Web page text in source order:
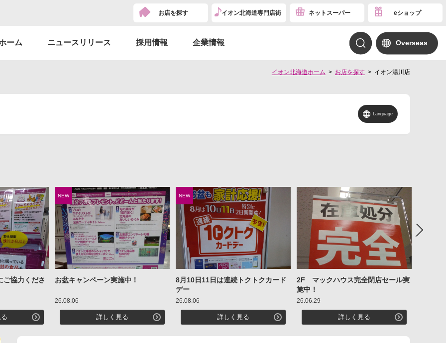
お店を探す イオン北海道専門店街 ネットスーパー eショップ
ーム ニュースリリース 採用情報 企業情報 Overseas
イオン北海道ホーム お店を探す イオン湯川店
Language
ご協力くださ
NEW
お盆キャンペーン実施中！
26.08.06
詳しく見る
NEW
8月10日11日は連続トクトクカード
デー
26.08.06
詳しく見る
2F マックハウス完全閉店セール実
施中！
26.06.29
詳しく見る